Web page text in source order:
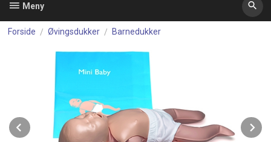
Meny
Forside Øvingsdukker Barnedukker
Prev